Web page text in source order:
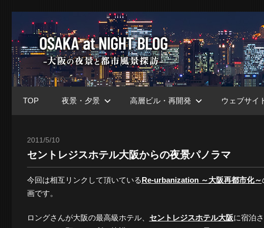
テ
ン
ツ
へ
大
阪
Night
TOP 夜景・夕景 高層ビル・再開発 ウェブサイ
2011/5/10Toshi
セントレジスホテル大阪からの夜景パノラマ
今回は相互リンクして頂いているRe-urbanization ～大阪再都市化～
画です。
ロングさんが大阪の最高級ホテル、 セントレジスホテル大阪に宿泊